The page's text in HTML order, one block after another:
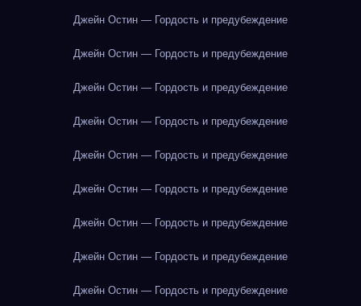
Джейн Остин — Гордость и предубеждение
Джейн Остин — Гордость и предубеждение
Джейн Остин — Гордость и предубеждение
Джейн Остин — Гордость и предубеждение
Джейн Остин — Гордость и предубеждение
Джейн Остин — Гордость и предубеждение
Джейн Остин — Гордость и предубеждение
Джейн Остин — Гордость и предубеждение
Джейн Остин — Гордость и предубеждение